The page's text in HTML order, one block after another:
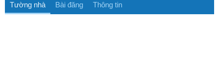
Tường nhà Bài đăng Thông tin